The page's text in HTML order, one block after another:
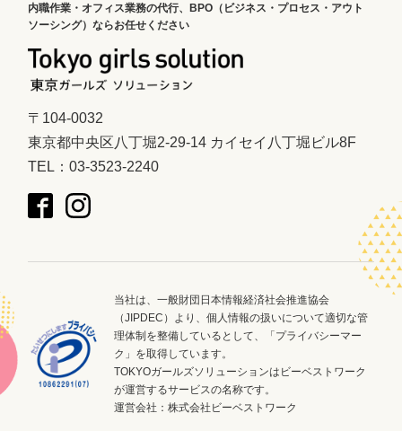
内職作業・オフィス業務の代行、BPO（ビジネス・プロセス・アウト
ソーシング）ならお任せください
〒104-0032
東京都中央区八丁堀2-29-14 カイセイ八丁堀ビル8F
TEL：03-3523-2240
当社は、一般財団日本情報経済社会推進協会
（JIPDEC）より、個人情報の扱いについて適切な管
理体制を整備しているとして、「プライバシーマー
ク」を取得しています。
TOKYOガールズソリューションはビーベストワーク
が運営するサービスの名称です。
運営会社：株式会社ビーベストワーク